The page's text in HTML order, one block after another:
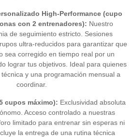
High-Performance (cupo
con 2 entrenadores): Nuestro
de seguimiento estricto. Sesiones
ultra-reducidos para garantizar que
sea corregido en tiempo real por un
lograr tus objetivos. Ideal para quienes
y una programación mensual a
coordinar.
cupos máximo): Exclusividad absoluta
Acceso controlado a nuestras
limitado para entrenar sin esperas ni
la entrega de una rutina técnica